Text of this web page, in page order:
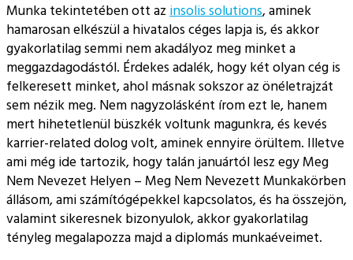
Munka tekintetében ott az insolis solutions, aminek
hamarosan elkészül a hivatalos céges lapja is, és akkor
gyakorlatilag semmi nem akadályoz meg minket a
meggazdagodástól. Érdekes adalék, hogy két olyan cég is
felkeresett minket, ahol másnak sokszor az önéletrajzát
sem nézik meg. Nem nagyzolásként írom ezt le, hanem
mert hihetetlenül büszkék voltunk magunkra, és kevés
karrier-related dolog volt, aminek ennyire örültem. Illetve
ami még ide tartozik, hogy talán januártól lesz egy Meg
Nem Nevezet Helyen – Meg Nem Nevezett Munkakörben
állásom, ami számítógépekkel kapcsolatos, és ha összejön,
valamint sikeresnek bizonyulok, akkor gyakorlatilag
tényleg megalapozza majd a diplomás munkaéveimet.